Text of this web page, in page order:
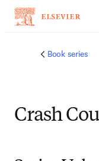
Book series
Crash